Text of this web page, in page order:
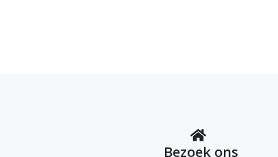
Bezoek ons